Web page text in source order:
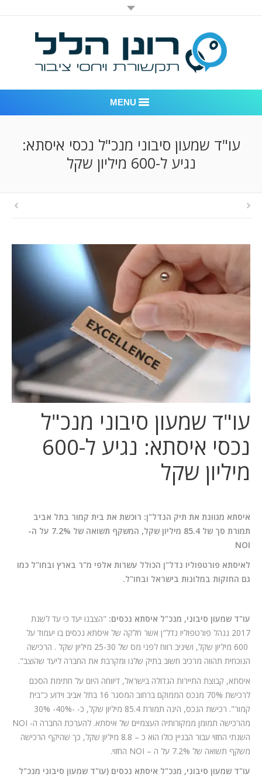
MENU
אודות החברה
המלצות
ניהול מוניטין
צור קשר
עו"ד שמעון סיבוני מנכ"ל נכסי איסתא:
נגיע ל-600 מיליון שקל
עו"ד שמעון סיבוני מנכ"ל
נכסי איסתא: נגיע ל-600
מיליון שקל
איסתא מגוונת את תיק הנדל"ן: רוכשת את בית קמור בתל אביב
תמורת סך של 85.4 מיליון שקל, המשקף תשואה של 7.2% על ה-
NOI
לאיסתא פורטפוליו נדל"ן הכולל עשרות אלפי מ"ר בארץ ובחו"ל כמו
גם החזקות במלונות בישראל ובחו"ל.
עו"ד שמעון סיבוני, מנכ"ל איסתא נכסים: "הצבנו יעד כי עד לשנת
2017 ננהל פורטפוליו נדל"ן אשר חלקה של איסתא נכסים בו יעמוד על
600 מיליון שקל, ושיניב רווח לפני מס של 25-30 מיליון שקל . הרכישה
הנוכחית תהווה מרכיב חשוב בתיק שלנו ומקרבת את החברה ליעד שהוצב".
איסתא, קבוצת התיירות הגדולה בישראל, דיווחה היום על חתימת הסכם
לרכישת 70% מנכס הממוקם ברחוב המסגר 16 בתל אביב וידוע כ"בית
קמור". רכישת הנכס, הינה תמורת 85.4 מיליון שקל, כ- -40%- 30%
מהרכישה תמומן ממקורותיה העצמיים של איסתא. להערכת החברה ה- NOI
השנתי החזוי עבור הבניין כולו הוא כ – 8.8 מיליון שקל, כך שהיקף הרכישה
משקף תשואה של 7.2% על ה – NOI החזוי.
עו"ד שמעון סיבוני, מנכ"ל איסתא נכסים (עו"ד שמעון סיבוני מנכ"ל